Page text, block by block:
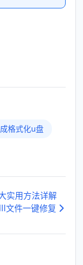
格式化u盘
实用方法详解
文件一键修复